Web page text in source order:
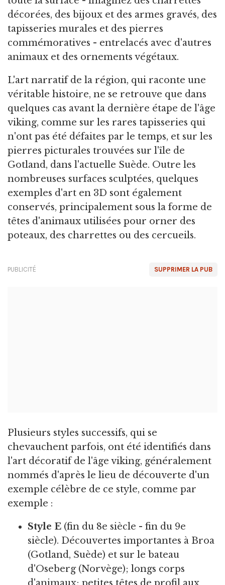
décorées, des bijoux et des armes gravés, des
tapisseries murales et des pierres
commémoratives - entrelacés avec d'autres
animaux et des ornements végétaux.
L'art narratif de la région, qui raconte une
véritable histoire, ne se retrouve que dans
quelques cas avant la dernière étape de l'âge
viking, comme sur les rares tapisseries qui
n'ont pas été défaites par le temps, et sur les
pierres picturales trouvées sur l'île de
Gotland, dans l'actuelle Suède. Outre les
nombreuses surfaces sculptées, quelques
exemples d'art en 3D sont également
conservés, principalement sous la forme de
têtes d'animaux utilisées pour orner des
poteaux, des charrettes ou des cercueils.
SUPPRIMER LA PUB
PUBLICITÉ
Plusieurs styles successifs, qui se
chevauchent parfois, ont été identifiés dans
l'art décoratif de l'âge viking, généralement
nommés d'après le lieu de découverte d'un
exemple célèbre de ce style, comme par
exemple :
Style E (fin du 8e siècle - fin du 9e
siècle). Découvertes importantes à Broa
(Gotland, Suède) et sur le bateau
d'Oseberg (Norvège); longs corps